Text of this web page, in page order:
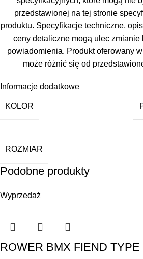
przedstawionej na tej stronie
produktu. Specyfikacje techniczne,
ceny detaliczne mogą ulec
powiadomienia. Produkt oferowany
może różnić się od
Informacje dodatkowe
KOLOR
ROZMIAR
Podobne produkty
Wyprzedaż
ROWER BMX FIEND TYPE